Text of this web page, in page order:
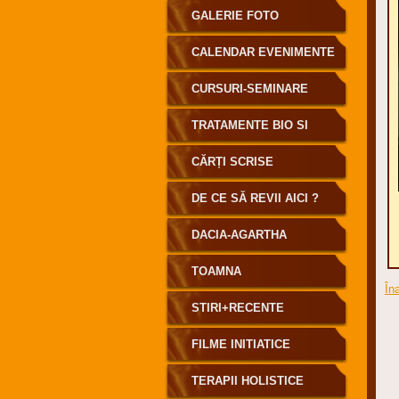
GALERIE FOTO
CALENDAR EVENIMENTE
CURSURI-SEMINARE
TRATAMENTE BIO SI
INFORENERGETICE
CĂRȚI SCRISE
DE CE SĂ REVII AICI ?
DACIA-AGARTHA
TOAMNA
STIRI+RECENTE
FILME INITIATICE
TERAPII HOLISTICE